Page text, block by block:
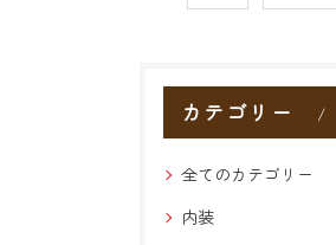
カテゴリー
全てのカテゴリー
内装